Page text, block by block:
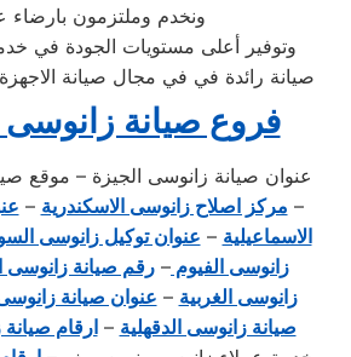
ونخدم وملتزمون بارضاء
وتوفير أعلى مستويات الجودة في
صيانة رائدة في في مجال صيانة الاجهزة
فروع صيانة
عنوان صيانة زانوسى الجيزة – موقع
– مركز اصلاح زانوسى الاسكندرية –
الاسماعيلية – عنوان توكيل زانوسى
زانوسى الفيوم – رقم صيانة زانوسى
زانوسى الغربية – عنوان صيانة
صيانة زانوسى الدقهلية –ارقام